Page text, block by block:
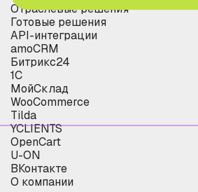
Отраслевые решения
Готовые решения
API-интеграции
amoCRM
Битрикс24
1С
МойСклад
WooCommerce
Tilda
YCLIENTS
OpenCart
U-ON
ВКонтакте
О компании